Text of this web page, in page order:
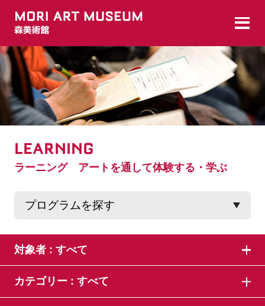
LEARNING
ラーニング アートを通して体験する・学ぶ
対象者 : すべて
カテゴリー : すべて